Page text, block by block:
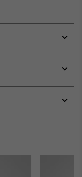
or
or
or